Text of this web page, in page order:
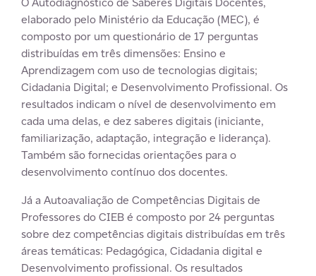
elaborado pelo Ministério da Educação (MEC), é
composto por um questionário de 17 perguntas
distribuídas em três dimensões: Ensino e
Aprendizagem com uso de tecnologias digitais;
Cidadania Digital; e Desenvolvimento Profissional. Os
resultados indicam o nível de desenvolvimento em
cada uma delas, e dez saberes digitais (iniciante,
familiarização, adaptação, integração e liderança).
Também são fornecidas orientações para o
desenvolvimento contínuo dos docentes.
Já a Autoavaliação de Competências Digitais de
Professores do CIEB é composto por 24 perguntas
sobre dez competências digitais distribuídas em três
áreas temáticas: Pedagógica, Cidadania digital e
Desenvolvimento profissional. Os resultados